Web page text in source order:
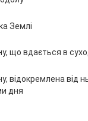
Землі
що вдається в
відокремлена від
дня